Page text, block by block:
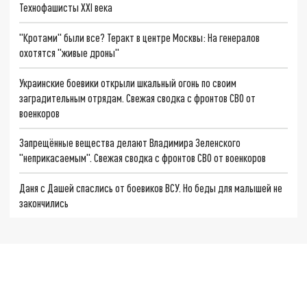
Технофашисты XXI века
"Кротами" были все? Теракт в центре Москвы: На генералов
охотятся "живые дроны"
Украинские боевики открыли шкальный огонь по своим
заградительным отрядам. Свежая сводка с фронтов СВО от
военкоров
Запрещённые вещества делают Владимира Зеленского
"неприкасаемым". Свежая сводка с фронтов СВО от военкоров
Даня с Дашей спаслись от боевиков ВСУ. Но беды для малышей не
закончились